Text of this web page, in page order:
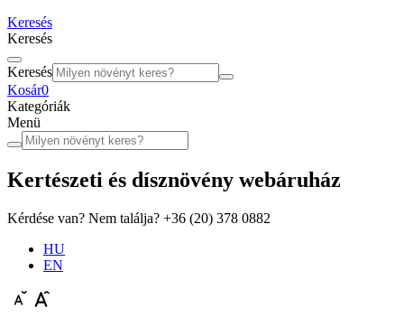
Keresés
Keresés
Keresés
Kosár0
Kategóriák
Menü
Kertészeti és dísznövény webáruház
Kérdése van? Nem találja? +36 (20) 378 0882
HU
EN